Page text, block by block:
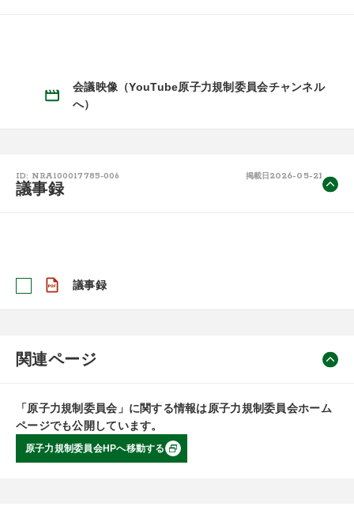
会議映像（YouTube原子力規制委員会チャンネル
へ）
ID: NRA100017785-006 掲載日 2026-05-21
議事録
議事録
関連ページ
「原子力規制委員会」に関する情報は原子力規制委員会ホーム
ページでも公開しています。
原子力規制委員会HPへ移動する